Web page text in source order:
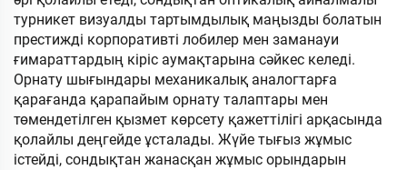
турникет визуалды тартымдылық маңызды болатын
престижді корпоративті лобилер мен заманауи
ғимараттардың кіріс аумақтарына сәйкес келеді.
Орнату шығындары механикалық аналогтарға
қарағанда қарапайым орнату талаптары мен
төмендетілген қызмет көрсету қажеттілігі арқасында
қолайлы деңгейде ұсталады. Жүйе тығыз жұмыс
істейді, сондықтан жанасқан жұмыс орындарын